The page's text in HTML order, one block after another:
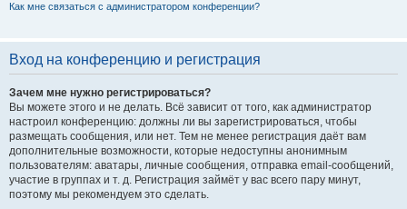
Как мне связаться с администратором конференции?
Вход на конференцию и регистрация
Зачем мне нужно регистрироваться?
Вы можете этого и не делать. Всё зависит от того, как администратор
настроил конференцию: должны ли вы зарегистрироваться, чтобы
размещать сообщения, или нет. Тем не менее регистрация даёт вам
дополнительные возможности, которые недоступны анонимным
пользователям: аватары, личные сообщения, отправка email-сообщений,
участие в группах и т. д. Регистрация займёт у вас всего пару минут,
поэтому мы рекомендуем это сделать.